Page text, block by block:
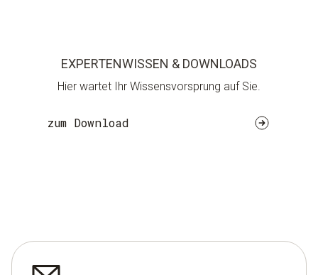
EXPERTENWISSEN & DOWNLOADS
Hier wartet Ihr Wissensvorsprung auf Sie.
zum Download